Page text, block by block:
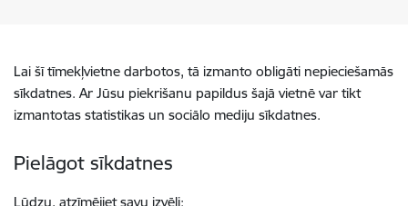
Lai šī tīmekļvietne darbotos, tā izmanto obligāti nepieciešamās
sīkdatnes. Ar Jūsu piekrišanu papildus šajā vietnē var tikt
izmantotas statistikas un sociālo mediju sīkdatnes.
Pielāgot sīkdatnes
Lūdzu, atzīmējiet savu izvēli: